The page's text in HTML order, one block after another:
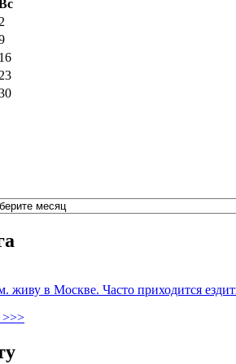
2
16
23
живу в Москве. Часто приходится
>>>